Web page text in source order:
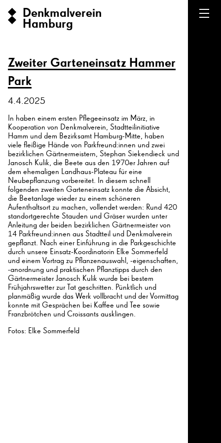
Denkmalverein
Hamburg
Zweiter Garteneinsatz Hammer
Park
4.4.2025
In haben einem ersten Pflegeeinsatz im März, in
Kooperation von Denkmalverein, Stadtteilinitiative
Hamm und dem Bezirksamt Hamburg-Mitte, haben
viele fleißige Hände von Parkfreund:innen und zwei
bezirklichen Gärtnermeistern, Stephan Siekendieck und
Janosch Kulik, die Beete aus den 1970er Jahren auf
dem ehemaligen Landhaus-Plateau für eine
Neubepflanzung vorbereitet. In diesem schnell
folgenden zweiten Garteneinsatz konnte die Absicht,
die Beetanlage wieder zu einem schöneren
Aufenthaltsort zu machen, vollendet werden: Rund 420
standortgerechte Stauden und Gräser wurden unter
Anleitung der beiden bezirklichen Gärtnermeister von
14 Parkfreund:innen aus Stadtteil und Denkmalverein
gepflanzt. Nach einer Einführung in die Parkgeschichte
durch unsere Einsatz-Koordinatorin Elke Sommerfeld
und einem Vortrag zu Pflanzenauswahl, -eigenschaften,
-anordnung und praktischen Pflanztipps durch den
Gärtnermeister Janosch Kulik wurde bei bestem
Frühjahrswetter zur Tat geschritten. Pünktlich und
planmäßig wurde das Werk vollbracht und der Vormittag
konnte mit Gesprächen bei Kaffee und Tee sowie
Franzbrötchen und Croissants ausklingen.
Fotos: Elke Sommerfeld